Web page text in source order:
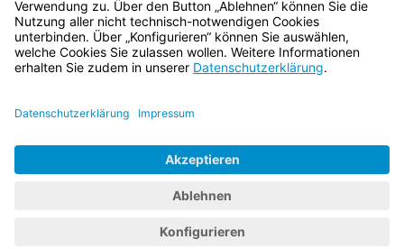
Bayern.de
BayernPortal
Impressum